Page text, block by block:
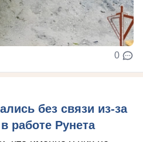
0
без связи из-за
работе Рунета